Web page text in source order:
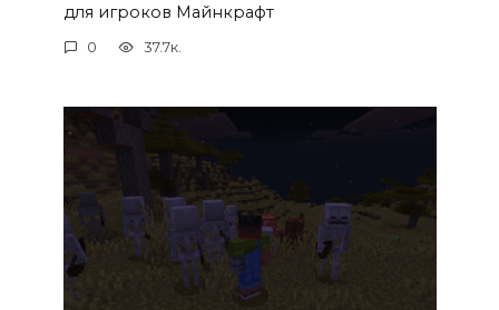
для игроков Майнкрафт
0 37.7к.